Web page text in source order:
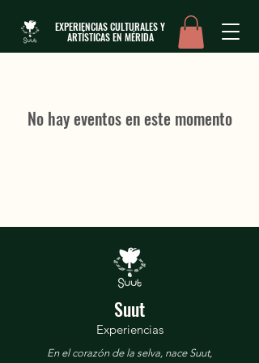
EXPERIENCIAS CULTURALES Y
ARTÍSTICAS EN MÉRIDA
No hay eventos en este momento
Suut
Experiencias
En el corazón de la selva, nace Suut,